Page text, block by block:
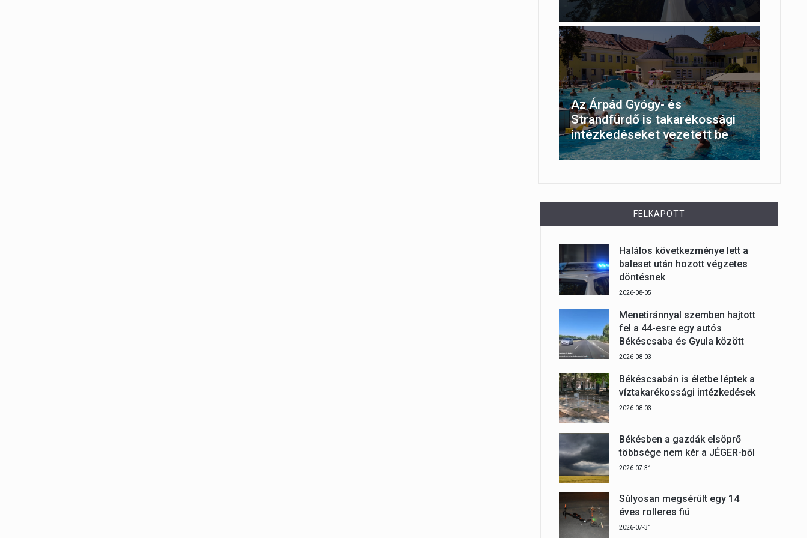
Az Árpád Gyógy- és
Strandfürdő is takarékossági
intézkedéseket vezetett be
FELKAPOTT
Halálos következménye lett a
baleset után hozott végzetes
döntésnek
2026-08-05
Menetiránnyal szemben hajtott
fel a 44-esre egy autós
Békéscsaba és Gyula között
2026-08-03
Békéscsabán is életbe léptek a
víztakarékossági intézkedések
2026-08-03
Békésben a gazdák elsöprő
többsége nem kér a JÉGER-ből
2026-07-31
Súlyosan megsérült egy 14
éves rolleres fiú
2026-07-31